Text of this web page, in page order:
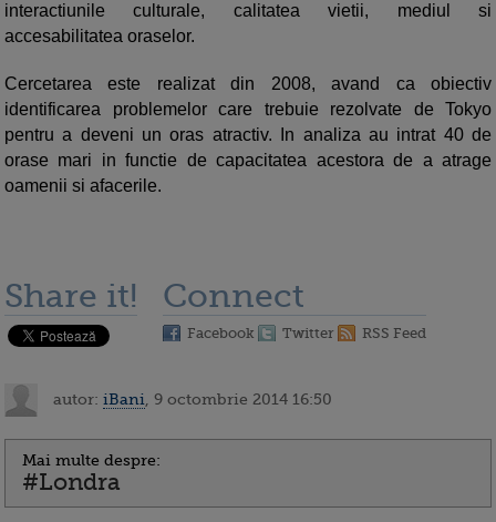
interactiunile culturale, calitatea vietii, mediul si
accesabilitatea oraselor.
Cercetarea este realizat din 2008, avand ca obiectiv
identificarea problemelor care trebuie rezolvate de Tokyo
pentru a deveni un oras atractiv. In analiza au intrat 40 de
orase mari in functie de capacitatea acestora de a atrage
oamenii si afacerile.
Share it! Connect
Facebook Twitter RSS Feed
autor: iBani , 9 octombrie 2014 16:50
Mai multe despre:
#Londra